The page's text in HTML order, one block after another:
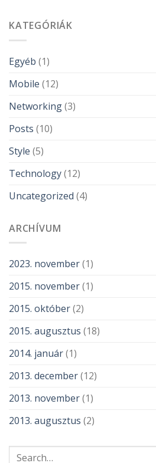
KATEGÓRIÁK
Egyéb (1)
Mobile (12)
Networking(3)
Posts (10)
Style (5)
Technology(12)
Uncategorized (4)
ARCHÍVUM
2023. november(1)
2015. november(1)
2015. október(2)
2015. augusztus (18)
2014. január(1)
2013. december(12)
2013. november(1)
2013. augusztus (2)